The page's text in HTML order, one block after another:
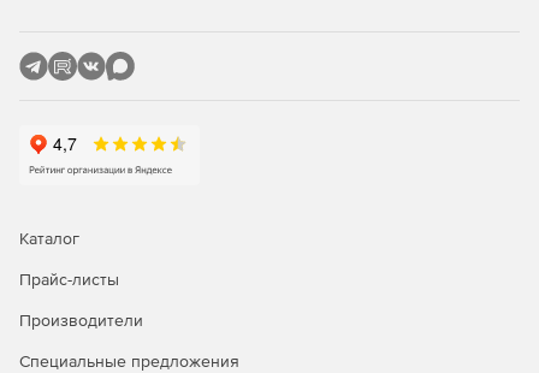
Каталог
Прайс-листы
Производители
Специальные предложения